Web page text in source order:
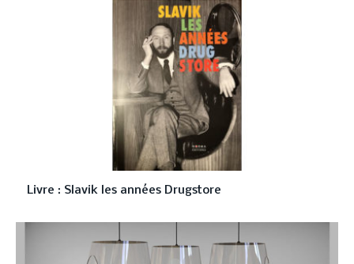
Livre : Slavik les années Drugstore